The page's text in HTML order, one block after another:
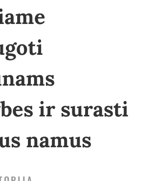
ir surasti
namus